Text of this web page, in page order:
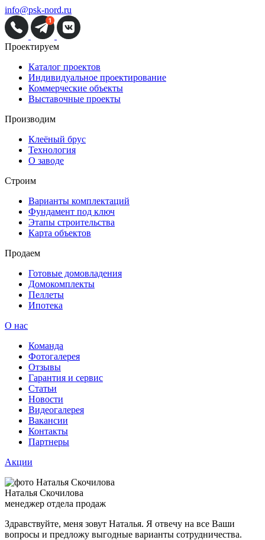
info@psk-nord.ru
Проектируем
Каталог проектов
Индивидуальное проектирование
Коммерческие объекты
Выставочные проекты
Производим
Клеёный брус
Технология
О заводе
Строим
Варианты комплектаций
Фундамент под ключ
Этапы строительства
Карта объектов
Продаем
Готовые домовладения
Домокомплекты
Пеллеты
Ипотека
О нас
Команда
Фотогалерея
Отзывы
Гарантия и сервис
Статьи
Новости
Видеогалерея
Вакансии
Контакты
Партнеры
Акции
Наталья Скочилова
менеджер отдела продаж
Здравствуйте, меня зовут Наталья. Я отвечу на все Ваши
вопросы и предложу выгодные варианты сотрудничества.